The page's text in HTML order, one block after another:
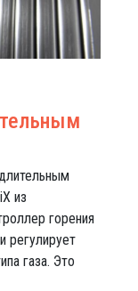
из
горения
регулирует
газа. Это